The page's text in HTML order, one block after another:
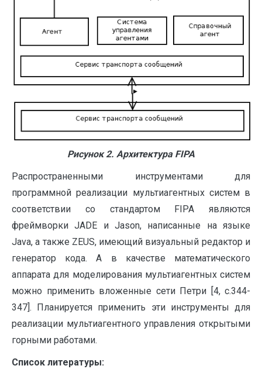
Рисунок 2. Архитектура FIPA
Распространенными инструментами для
программной реализации мультиагентных систем в
соответствии со стандартом FIPA являются
фреймворки JADE и Jason, написанные на языке
Java, а также ZEUS, имеющий визуальный редактор и
генератор кода. А в качестве математического
аппарата для моделирования мультиагентных систем
можно применить вложенные сети Петри [4, с.344-
347]. Планируется применить эти инструменты для
реализации мультиагентного управления открытыми
горными работами.
Список литературы: